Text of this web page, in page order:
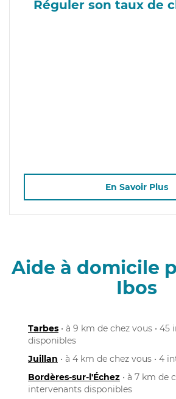
Réguler son taux de
En Savoir Plus
Aide à domicile
Ibos
Tarbes • à 9 km de chez vous •
disponibles
Juillan • à 4 km de chez vous • 4
Bordères-sur-l'Échez • à 7 km de
intervenants disponibles